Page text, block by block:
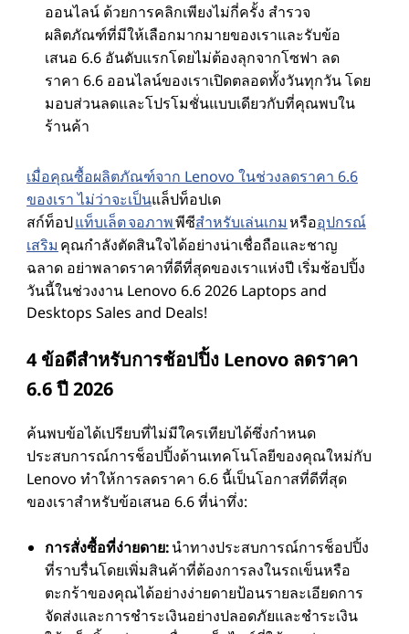
ออนไลน์ ด้วยการคลิกเพียงไม่กี่ครั้ง สํารวจ
ผลิตภัณฑ์ที่มีให้เลือกมากมายของเราและรับข้อ
เสนอ 6.6 อันดับแรกโดยไม่ต้องลุกจากโซฟา ลด
ราคา 6.6 ออนไลน์ของเราเปิดตลอดทั้งวันทุกวัน โดย
มอบส่วนลดและโปรโมชั่นแบบเดียวกับที่คุณพบใน
ร้านค้า
เมื่อคุณซื้อผลิตภัณฑ์จาก Lenovo ในช่วงลดราคา 6.6
ของเรา ไม่ว่าจะเป็นแล็ปท็อปเด
สก์ท็อปแท็บเล็ตจอภาพพีซีสําหรับเล่นเกมหรืออุปกรณ์
เสริม คุณกําลังตัดสินใจได้อย่างน่าเชื่อถือและชาญ
ฉลาด อย่าพลาดราคาที่ดีที่สุดของเราแห่งปี เริ่มช้อปปิ้ง
วันนี้ในช่วงงาน Lenovo 6.6 2026 Laptops and
Desktops Sales and Deals!
4 ข้อดีสําหรับการช้อปปิ้ง Lenovo ลดราคา
6.6 ปี 2026
ค้นพบข้อได้เปรียบที่ไม่มีใครเทียบได้ซึ่งกําหนด
ประสบการณ์การช็อปปิ้งด้านเทคโนโลยีของคุณใหม่กับ
Lenovo ทําให้การลดราคา 6.6 นี้เป็นโอกาสที่ดีที่สุด
ของเราสําหรับข้อเสนอ 6.6 ที่น่าทึ่ง:
การสั่งซื้อที่ง่ายดาย:นําทางประสบการณ์การช็อปปิ้ง
ที่ราบรื่นโดยเพิ่มสินค้าที่ต้องการลงในรถเข็นหรือ
ตะกร้าของคุณได้อย่างง่ายดายป้อนรายละเอียดการ
จัดส่งและการชําระเงินอย่างปลอดภัยและชําระเงิน